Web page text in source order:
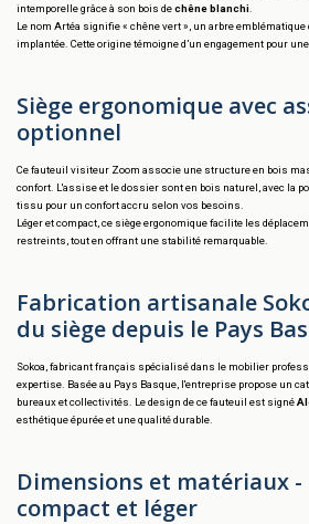
intemporelle grâce à son bois dechêne blanchi
Le nom Artéa signifie « chêne vert », un arbre emblématique
implantée. Cette origine témoigne d’un engagement pour
Siège ergonomique avec
optionnel
Ce fauteuil visiteur Zoom associe une structure en bois
confort. L'assise et le dossier sont en bois naturel, avec la
tissu pour un confort accru selon vos besoins.
Léger et compact, ce siège ergonomique facilite les
restreints, tout en offrant une stabilité remarquable.
Fabrication artisanale
du siège depuis le Pays
Sokoa, fabricant français spécialisé dans le mobilier
expertise. Basée au Pays Basque, l'entreprise propose un
bureaux et collectivités. Le design de ce fauteuil est signé
esthétique épurée et une qualité durable.
Dimensions et matériaux
compact et léger